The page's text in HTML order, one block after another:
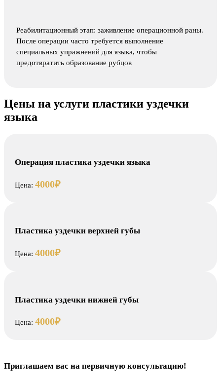
Реабилитационный этап: заживление операционной раны.
После операции часто требуется выполнение
специальных упражнений для языка, чтобы
предотвратить образование рубцов
Цены на услуги пластики уздечки
языка
Операция пластика уздечки языка
Цена: 4000₽
Пластика уздечки верхней губы
Цена: 4000₽
Пластика уздечки нижней губы
Цена: 4000₽
Приглашаем вас на первичную консультацию!